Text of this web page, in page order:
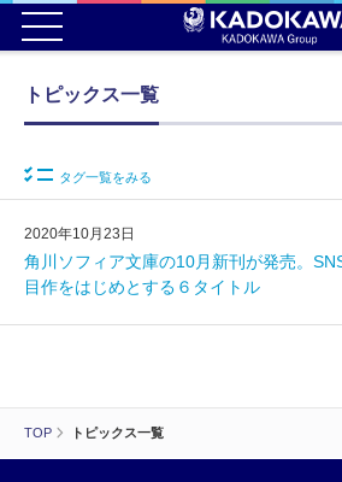
TOP トピックス一覧
トピックス一覧
タグ一覧をみる
2020年10月23日
角川ソフィア文庫の10月新刊が発売。
目作をはじめとする６タイトル